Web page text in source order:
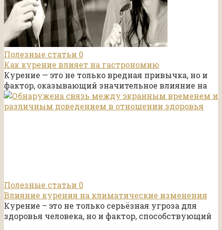
Полезные статьи 0
Как курение влияет на гастрономию
Курение — это не только вредная привычка, но и
фактор, оказывающий значительное влияние на
Полезные статьи 0
Влияние курения на климатические изменения
Курение – это не только серьёзная угроза для
здоровья человека, но и фактор, способствующий